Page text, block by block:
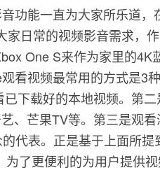
功能一直为大家所乐道，
日常的视频影音需求，
One S来作为家里的4K
看视频最常用的方式是3
下载好的本地视频。第
、芒果TV等。第三是观
代表。正是基于上面所提
了更便利的为用户提供视